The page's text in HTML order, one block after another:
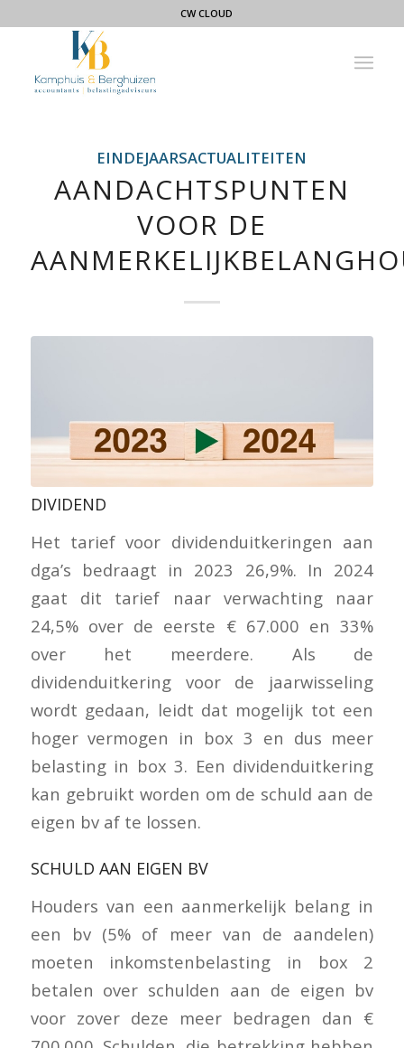
CW CLOUD
EINDEJAARSACTUALITEITEN
AANDACHTSPUNTEN
VOOR DE
DIVIDEND
Het tarief voor dividenduitkeringen aan
dga’s bedraagt in 2023 26,9%. In 2024
gaat dit tarief naar verwachting naar
24,5% over de eerste € 67.000 en 33%
over het meerdere. Als de
dividenduitkering voor de jaarwisseling
wordt gedaan, leidt dat mogelijk tot een
hoger vermogen in box 3 en dus meer
belasting in box 3. Een dividenduitkering
kan gebruikt worden om de schuld aan de
eigen bv af te lossen.
SCHULD AAN EIGEN BV
Houders van een aanmerkelijk belang in
een bv (5% of meer van de aandelen)
moeten inkomstenbelasting in box 2
betalen over schulden aan de eigen bv
voor zover deze meer bedragen dan €